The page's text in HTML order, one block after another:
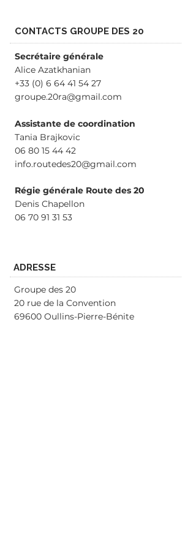
CONTACTS GROUPE DES 20
Secrétaire générale
Alice Azatkhanian
+33 (0) 6 64 41 54 27
groupe.20ra@gmail.com
Assistante de coordination
Tania Brajkovic
06 80 15 44 42
info.routedes20@gmail.com
Régie générale Route des 20
Denis Chapellon
06 70 91 31 53
ADRESSE
Groupe des 20
20 rue de la Convention
69600 Oullins-Pierre-Bénite